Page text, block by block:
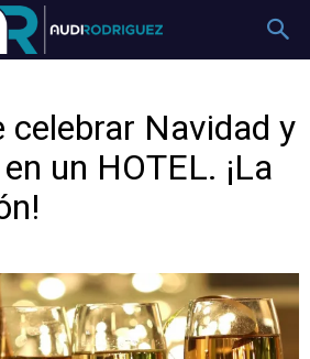
celebrar Navidad y
un HOTEL. ¡La